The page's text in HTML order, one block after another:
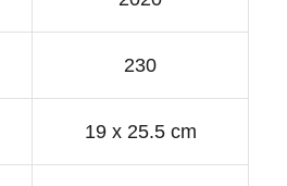
230
19 x 25.5 cm